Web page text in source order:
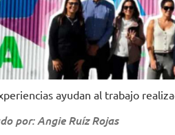
ayudan al trabajo
por: Angie Ruíz Rojas